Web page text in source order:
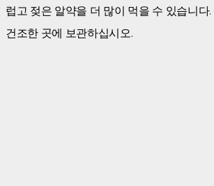
럽고 젖은 알약을 더 많이 먹을 수 있습니다
건조한 곳에 보관하십시오.